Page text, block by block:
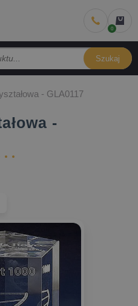
Szukaj
- GLA0117
-